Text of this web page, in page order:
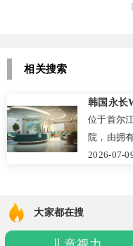
相关搜索
韩国永长
位于首尔
院，由拥
份的玄尚
透明，男
2026-07-
大家都在搜